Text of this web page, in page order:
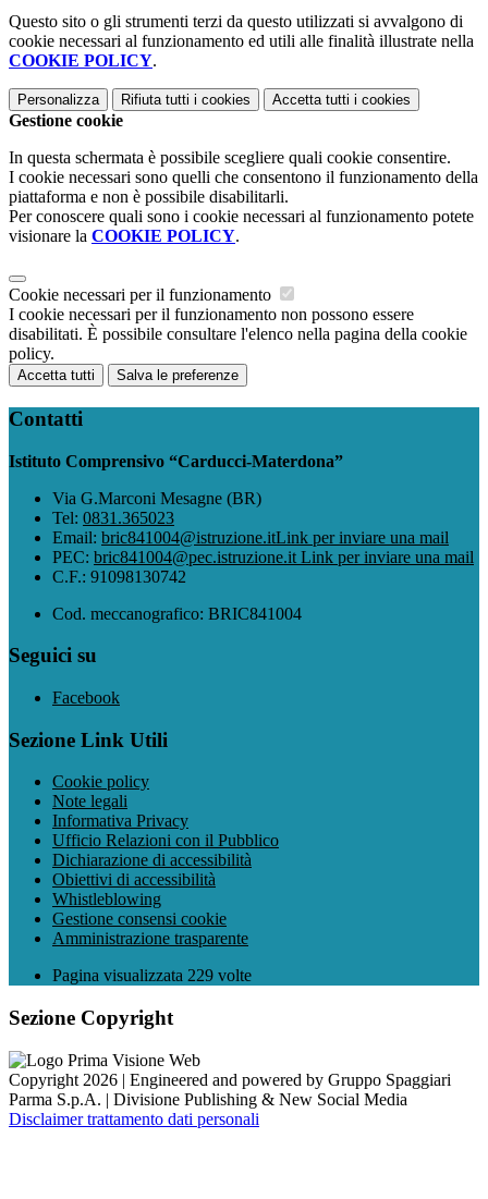
Questo sito o gli strumenti terzi da questo utilizzati si avvalgono di
cookie necessari al funzionamento ed utili alle finalità illustrate nella
COOKIE POLICY.
Personalizza Rifiuta tutti i cookies Accetta tutti i cookies
Gestione cookie
In questa schermata è possibile scegliere quali cookie consentire.
I cookie necessari sono quelli che consentono il funzionamento della
piattaforma e non è possibile disabilitarli.
Per conoscere quali sono i cookie necessari al funzionamento potete
visionare la COOKIE POLICY.
Cookie necessari per il funzionamento
I cookie necessari per il funzionamento non possono essere
disabilitati. È possibile consultare l'elenco nella pagina della cookie
policy.
Accetta tutti Salva le preferenze
Contatti
Istituto Comprensivo “Carducci-Materdona”
Via G.Marconi Mesagne (BR)
Tel: 0831.365023
Email: bric841004@istruzione.itLink per inviare una mail
PEC: bric841004@pec.istruzione.it Link per inviare una mail
C.F.: 91098130742
Cod. meccanografico: BRIC841004
Seguici su
Facebook
Sezione Link Utili
Cookie policy
Note legali
Informativa Privacy
Ufficio Relazioni con il Pubblico
Dichiarazione di accessibilità
Obiettivi di accessibilità
Whistleblowing
Gestione consensi cookie
Amministrazione trasparente
Pagina visualizzata 229 volte
Sezione Copyright
Copyright 2026 | Engineered and powered by Gruppo Spaggiari
Parma S.p.A. | Divisione Publishing & New Social Media
Disclaimer trattamento dati personali